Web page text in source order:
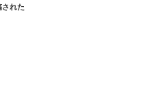
された